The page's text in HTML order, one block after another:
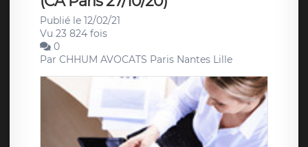
Publié le 12/02/21
Vu 23 824 fois
0
Par CHHUM AVOCATS Paris Nantes Lille